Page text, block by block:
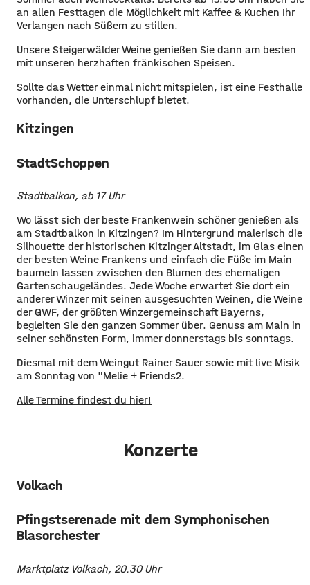
an allen Festtagen die Möglichkeit mit Kaffee & Kuchen Ihr
Verlangen nach Süßem zu stillen.
Unsere Steigerwälder Weine genießen Sie dann am besten
mit unseren herzhaften fränkischen Speisen.
Sollte das Wetter einmal nicht mitspielen, ist eine Festhalle
vorhanden, die Unterschlupf bietet.
Kitzingen
StadtSchoppen
Stadtbalkon, ab 17 Uhr
Wo lässt sich der beste Frankenwein schöner genießen als
am Stadtbalkon in Kitzingen? Im Hintergrund malerisch die
Silhouette der historischen Kitzinger Altstadt, im Glas einen
der besten Weine Frankens und einfach die Füße im Main
baumeln lassen zwischen den Blumen des ehemaligen
Gartenschaugeländes. Jede Woche erwartet Sie dort ein
anderer Winzer mit seinen ausgesuchten Weinen, die Weine
der GWF, der größten Winzergemeinschaft Bayerns,
begleiten Sie den ganzen Sommer über. Genuss am Main in
seiner schönsten Form, immer donnerstags bis sonntags.
Diesmal mit dem Weingut Rainer Sauer sowie mit live Misik
am Sonntag von "Melie + Friends2.
Alle Termine findest du hier!
Konzerte
Volkach
Pfingstserenade mit dem Symphonischen
Blasorchester
Marktplatz Volkach, 20.30 Uhr